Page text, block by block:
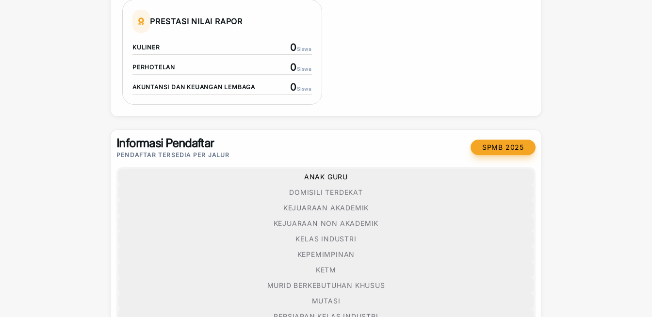
PRESTASI NILAI RAPOR
KULINER 0Siswa
PERHOTELAN 0Siswa
AKUNTANSI DAN KEUANGAN LEMBAGA 0Siswa
Informasi Pendaftar
PENDAFTAR TERSEDIA PER JALUR
SPMB 2025
ANAK GURU
DOMISILI TERDEKAT
KEJUARAAN AKADEMIK
KEJUARAAN NON AKADEMIK
KELAS INDUSTRI
KEPEMIMPINAN
KETM
MURID BERKEBUTUHAN KHUSUS
MUTASI